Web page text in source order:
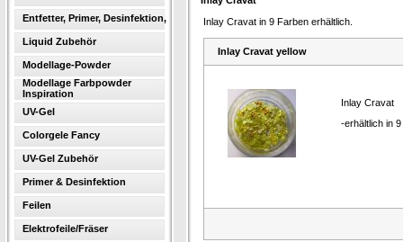
Entfetter, Primer, Desinfektion,
Liquid Zubehör
Modellage-Powder
Modellage Farbpowder
Inspiration
UV-Gel
Colorgele Fancy
UV-Gel Zubehör
Primer & Desinfektion
Feilen
Elektrofeile/Fräser
Inlay Cravat in 9 Farben erhältlich.
Inlay Cravat yellow
Inlay Cravat
-erhältlich in